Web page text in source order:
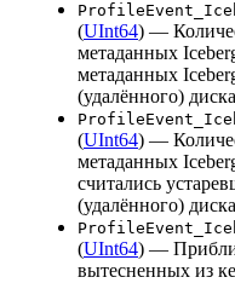
(UInt64) —
метаданных
метаданных
(удалённого)
(UInt64) —
метаданных
считались
(удалённого)
(UInt64) —
вытесненных из